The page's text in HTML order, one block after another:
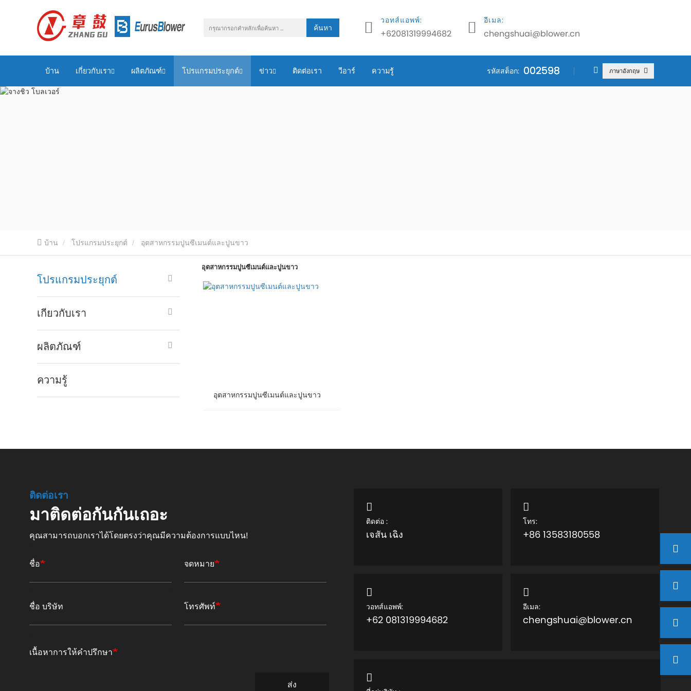
ค้นหา
วอทส์แอพพ์:
+62081319994682
อีเมล:
chengshuai@blower.cn
รหัสสต็อก: 002598
002598
002598 ภาษาอังกฤษ
บ้าน เกี่ยวกับเรา ผลิตภัณฑ์ โปรแกรมประยุกต์ ข่าว ติดต่อเรา วีอาร์ ความรู้
บ้าน โปรแกรมประยุกต์ อุตสาหกรรมปูนซีเมนต์และปูนขาว
โปรแกรมประยุกต์
เกี่ยวกับเรา
ผลิตภัณฑ์
ความรู้
อุตสาหกรรมปูนซีเมนต์และปูนขาว
อุตสาหกรรมปูนซีเมนต์และปูนขาว
ติดต่อเรา
มาติดต่อกันกันเถอะ
คุณสามารถบอกเราได้โดยตรงว่าคุณมีความต้องการแบบไหน!
ชื่อ จดหมาย
ชื่อ บริษัท โทรศัพท์
เนื้อหาการให้คำปรึกษา
ส่ง
ติดต่อ :
เจสัน เฉิง
โทร:
+86 13583180558
วอทส์แอพพ์:
+62 081319994682
อีเมล:
chengshuai@blower.cn